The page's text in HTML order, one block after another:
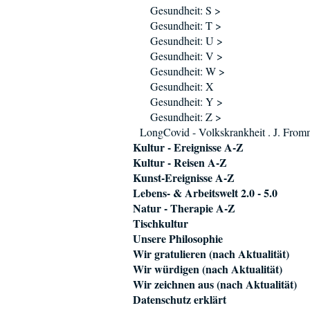
Gesundheit: S >
Gesundheit: T >
Gesundheit: U >
Gesundheit: V >
Gesundheit: W >
Gesundheit: X
Gesundheit: Y >
Gesundheit: Z >
LongCovid - Volkskrankheit . J.
Kultur - Ereignisse A-Z
Kultur - Reisen A-Z
Kunst-Ereignisse A-Z
Lebens- & Arbeitswelt 2.0 - 5.0
Natur - Therapie A-Z
Tischkultur
Unsere Philosophie
Wir gratulieren (nach Aktualität)
Wir würdigen (nach Aktualität)
Wir zeichnen aus (nach Aktualität)
Datenschutz erklärt